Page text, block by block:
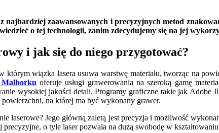
najbardziej zaawansowanych i precyzyjnych metod
o tej technologii, zanim zdecydujemy się na jej
i jak się do niego przygotować?
którym wiązka lasera usuwa warstwę materiału, tworząc na
oferuje usługi grawerowania na szeroką gamę
wysokiej jakości detali. Programy graficzne takie jak
na której ma być wykonany grawer.
laserowe? Jego główną zaletą jest precyzja i możliwość
precyzyjne, o tyle laser pozwala na dużą swobodę w